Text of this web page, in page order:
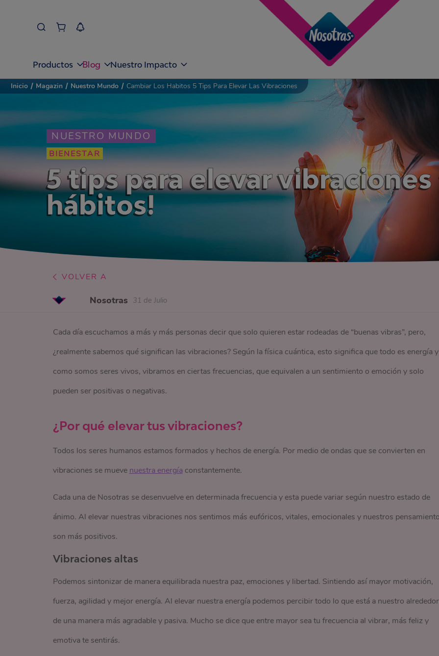
Productos Blog Nuestro Impacto
NUESTRO MUNDO
BIENESTAR
5 tips para elevar vibraciones
hábitos!
Inicio / Magazin / Nuestro Mundo / Cambiar Los Habitos 5 Tips Para Elevar Las Vibraciones
VOLVER A
Nosotras 31 de Julio
Cada día escuchamos a más y más personas decir que solo quieren estar rodeadas de “buenas vibras”, pero,
¿realmente sabemos qué significan las vibraciones? Según la física cuántica, esto significa que todo es energía y
como somos seres vivos, vibramos en ciertas frecuencias, que equivalen a un sentimiento o emoción y solo
pueden ser positivas o negativas.
¿Por qué elevar tus vibraciones?
Todos los seres humanos estamos formados y hechos de energía. Por medio de ondas que se convierten en
vibraciones se mueve nuestra energía constantemente.
Cada una de Nosotras se desenvuelve en determinada frecuencia y esta puede variar según nuestro estado de
ánimo. Al elevar nuestras vibraciones nos sentimos más eufóricos, vitales, emocionales y nuestros
son más positivos.
Vibraciones altas
Podemos sintonizar de manera equilibrada nuestra paz, emociones y libertad. Sintiendo así mayor motivación,
fuerza, agilidad y mejor energía. Al elevar nuestra energía podemos percibir todo lo que está a nuestro alrededor
de una manera más agradable y pasiva. Mucho se dice que entre mayor sea tu frecuencia al vibrar, más feliz y
emotiva te sentirás.